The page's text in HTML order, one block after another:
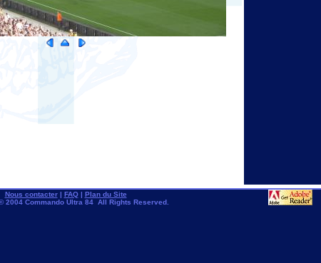
Nous contacter| FAQ| Plan du Site
2004 Commando Ultra 84 All Rights Reserved.